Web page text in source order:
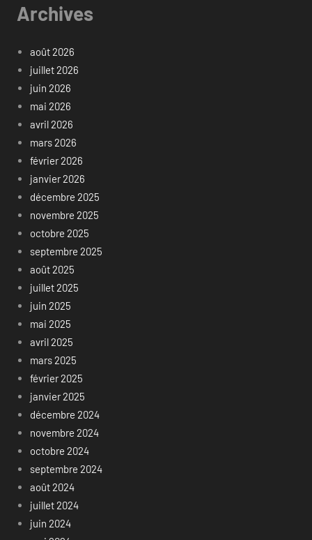
Archives
août 2026
juillet 2026
juin 2026
mai 2026
avril 2026
mars 2026
février 2026
janvier 2026
décembre 2025
novembre 2025
octobre 2025
septembre 2025
août 2025
juillet 2025
juin 2025
mai 2025
avril 2025
mars 2025
février 2025
janvier 2025
décembre 2024
novembre 2024
octobre 2024
septembre 2024
août 2024
juillet 2024
juin 2024